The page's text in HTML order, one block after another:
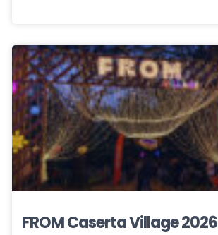
FROM Caserta Village 2026